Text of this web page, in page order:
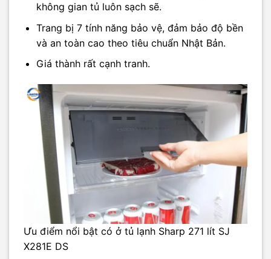
không gian tủ luôn sạch sẽ.
Trang bị 7 tính năng bảo vệ, đảm bảo độ bền
và an toàn cao theo tiêu chuẩn Nhật Bản.
Giá thành rất cạnh tranh.
Ưu điểm nổi bật có ở tủ lạnh Sharp 271 lít SJ
X281E DS